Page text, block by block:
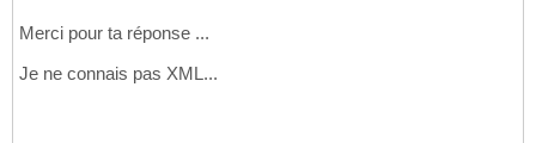
Merci pour ta réponse ...
Je ne connais pas XML...